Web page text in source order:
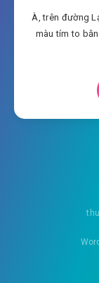
À, trên đường
màu tím to